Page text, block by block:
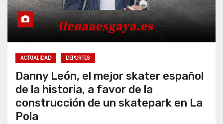
ACTUALIDAD DEPORTES
Danny León, el mejor skater español
de la historia, a favor de la
construcción de un skatepark en La
Pola